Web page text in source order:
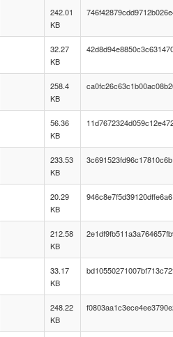
242.01
KB
32.27
KB
258.4
KB
56.36
KB
233.53
KB
20.29
KB
212.58
KB
33.17
KB
248.22
KB